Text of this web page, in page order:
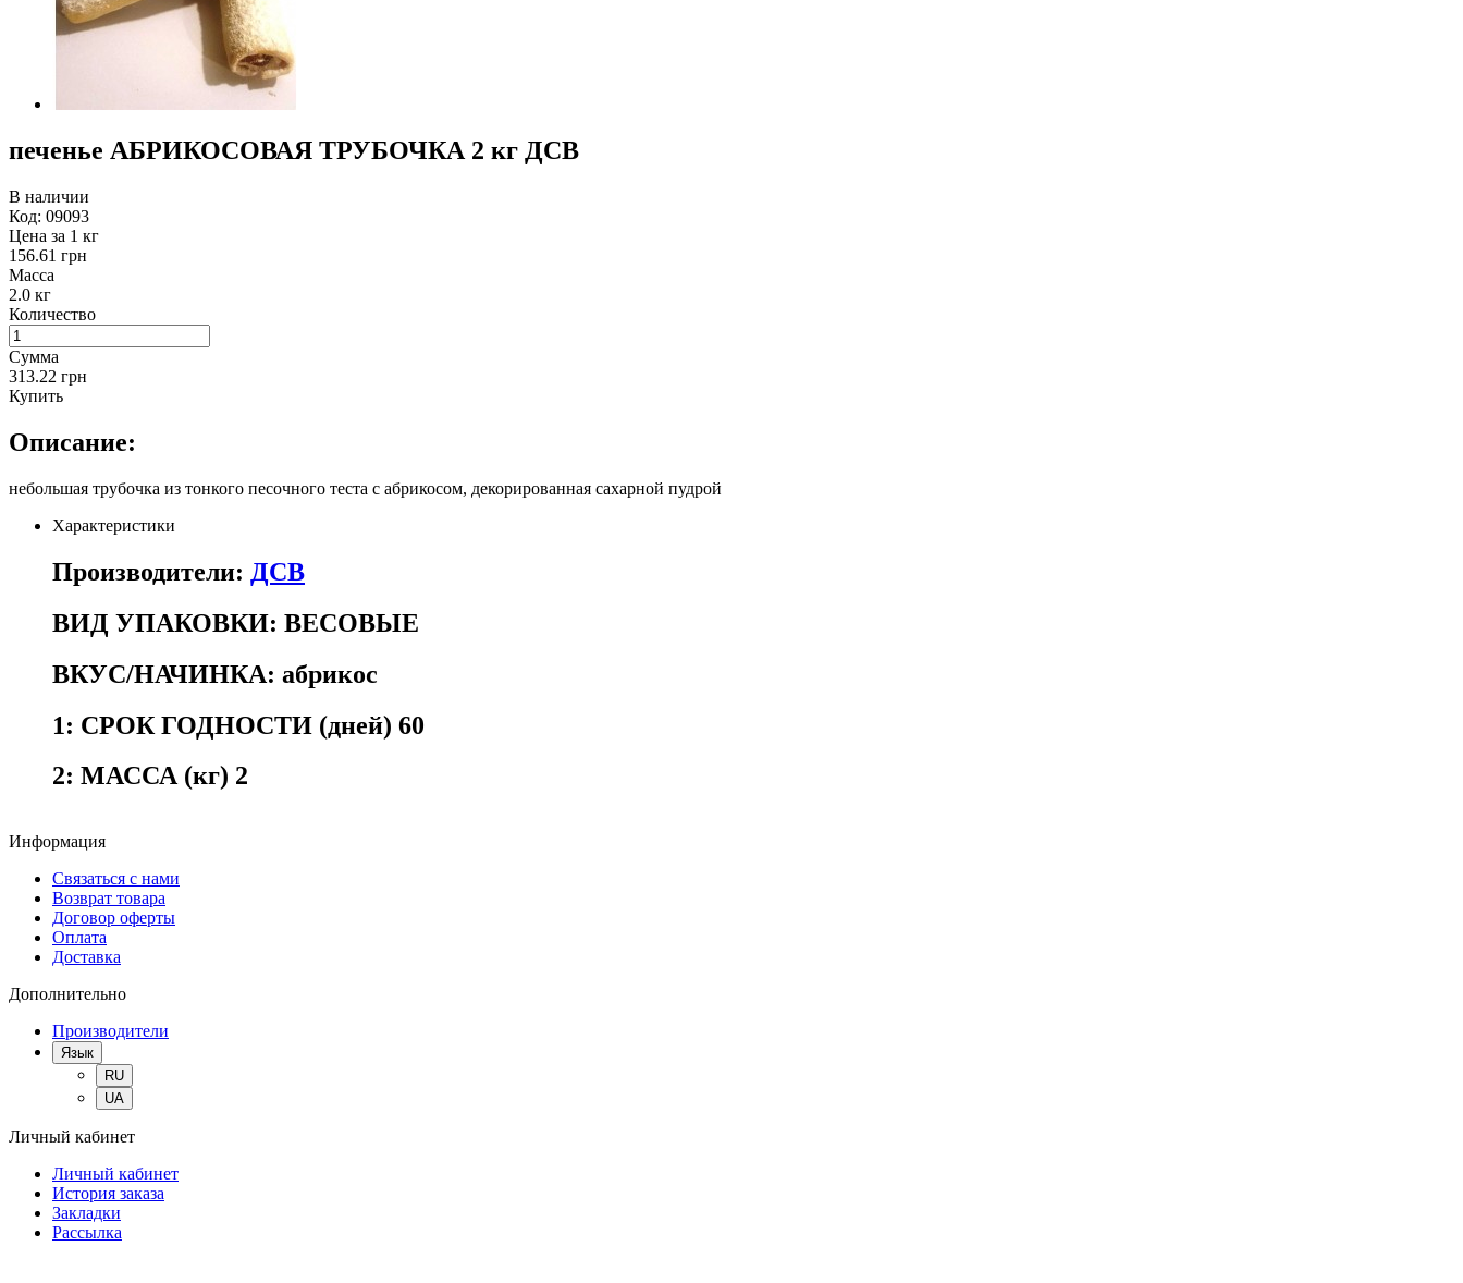
печенье АБРИКОСОВАЯ ТРУБОЧКА 2 кг ДСВ
В наличии
Код: 09093
Цена за 1 кг
156.61 грн
Масса
2.0 кг
Количество
Сумма
313.22 грн
Купить
Описание:
небольшая трубочка из тонкого песочного теста с абрикосом, декорированная сахарной пудрой
Характеристики
Производители: ДСВ
ВИД УПАКОВКИ: ВЕСОВЫЕ
ВКУС/НАЧИНКА: абрикос
1: СРОК ГОДНОСТИ (дней) 60
2: МАССА (кг) 2
Информация
Связаться с нами
Возврат товара
Договор оферты
Оплата
Доставка
Дополнительно
Производители
Язык
RU
UA
Личный кабинет
Личный кабинет
История заказа
Закладки
Рассылка